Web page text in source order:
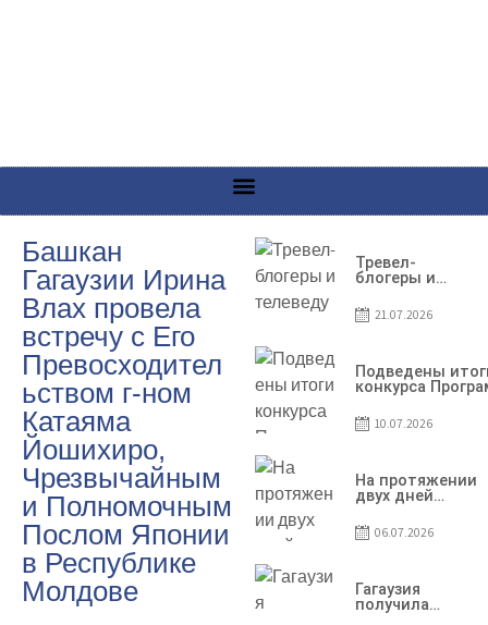
Башкан
Гагаузии Ирина
Влах провела
встречу с Его
Превосходител
ьством г-ном
Катаяма
Йошихиро,
Чрезвычайным
и Полномочным
Послом Японии
в Республике
Молдове
Тревел-
блогеры и
из Словении
сняли
Гагаузии
21.07.2026
Подведены
конкурса
грантов
10.07.2026
На протяжении
двух дней
принимала
коллег из
Республики
Молдова
06.07.2026
Гагаузия
получила